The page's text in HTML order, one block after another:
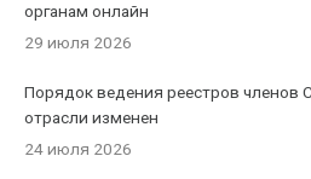
органам онлайн
29 июля 2026
Порядок ведения реестров членов
отрасли изменен
24 июля 2026